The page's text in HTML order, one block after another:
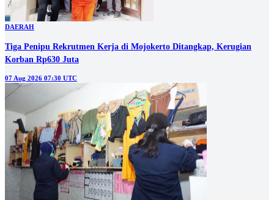
DAERAH
Tiga Penipu Rekrutmen Kerja di Mojokerto Ditangkap, Kerugian
Korban Rp630 Juta
07 Aug 2026 07:30 UTC